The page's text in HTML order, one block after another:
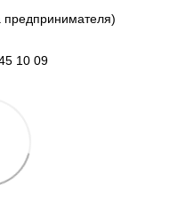
предпринимателя)
10 09